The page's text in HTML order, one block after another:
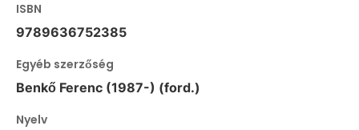
ISBN
9789636752385
Egyéb szerzőség
Benkő Ferenc (1987-) (ford.)
Nyelv